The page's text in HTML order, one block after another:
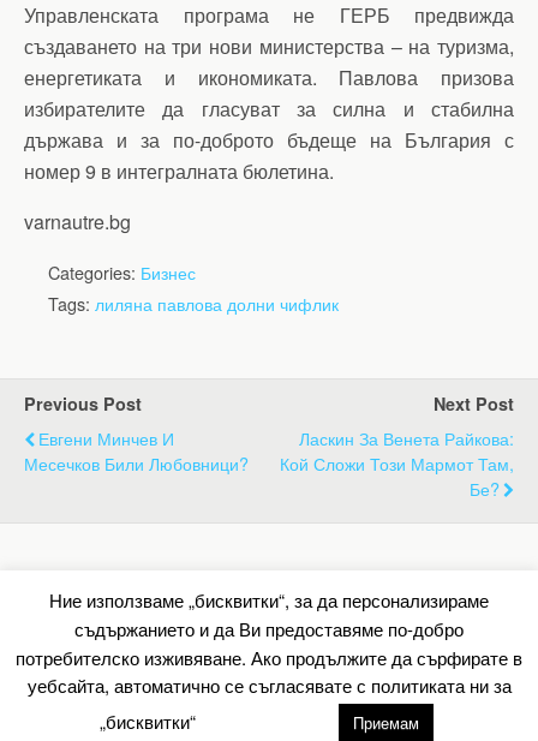
Управленската програма не ГЕРБ предвижда
създаването на три нови министерства – на туризма,
енергетиката и икономиката. Павлова призова
избирателите да гласуват за силна и стабилна
държава и за по-доброто бъдеще на България с
номер 9 в интегралната бюлетина.
varnautre.bg
Categories: Бизнес
Tags: лиляна павлова долни чифлик
Previous Post
Евгени Минчев И
Месечков Били Любовници?
Next Post
Ласкин За Венета Райкова:
Кой Сложи Този Мармот Там,
Бе?
Back to top
Mobile Desktop
All content Copyright Барометър.нет
Ние използваме „бисквитки“, за да персонализираме
съдържанието и да Ви предоставяме по-добро
потребителско изживяване. Ако продължите да сърфирате в
уебсайта, автоматично се съгласявате с политиката ни за
„бисквитки“
Приемам